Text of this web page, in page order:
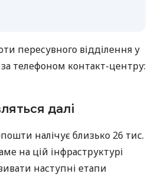
пересувного відділення у
телефоном контакт-центру:
далі
налічує близько 26 тис.
на цій інфраструктурі
наступні етапи